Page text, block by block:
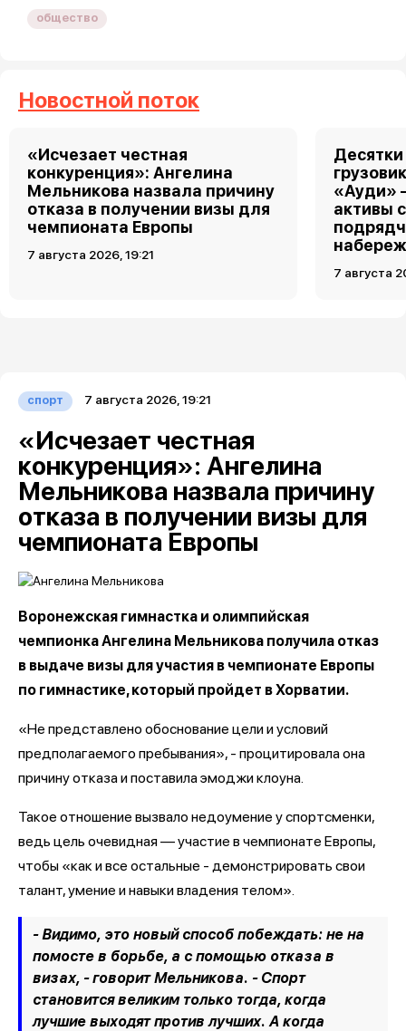
общество
Новостной поток
«Исчезает честная
конкуренция»: Ангелина
Мельникова назвала причину
отказа в получении визы для
чемпионата Европы
7 августа 2026, 19:21
«Ауди»
активы
7 августа
спорт 7 августа 2026, 19:21
«Исчезает честная
конкуренция»: Ангелина
Мельникова назвала причину
отказа в получении визы для
чемпионата Европы
Воронежская гимнастка и олимпийская
чемпионка Ангелина Мельникова получила отказ
в выдаче визы для участия в чемпионате Европы
по гимнастике, который пройдет в Хорватии.
«Не представлено обоснование цели и условий
предполагаемого пребывания», - процитировала она
причину отказа и поставила эмоджи клоуна.
Такое отношение вызвало недоумение у спортсменки,
ведь цель очевидная — участие в чемпионате Европы,
чтобы «как и все остальные - демонстрировать свои
талант, умение и навыки владения телом».
- Видимо, это новый способ побеждать: не на
помосте в борьбе, а с помощью отказа в
визах, - говорит Мельникова. - Спорт
становится великим только тогда, когда
лучшие выходят против лучших. А когда